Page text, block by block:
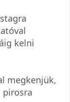
kelni
megkenjük,
pirosra